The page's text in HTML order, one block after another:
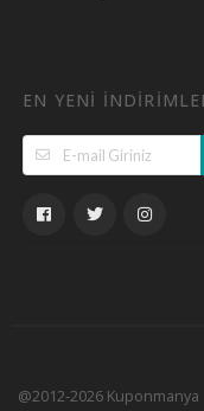
EN YENI
@2012-2026 Kuponmanya